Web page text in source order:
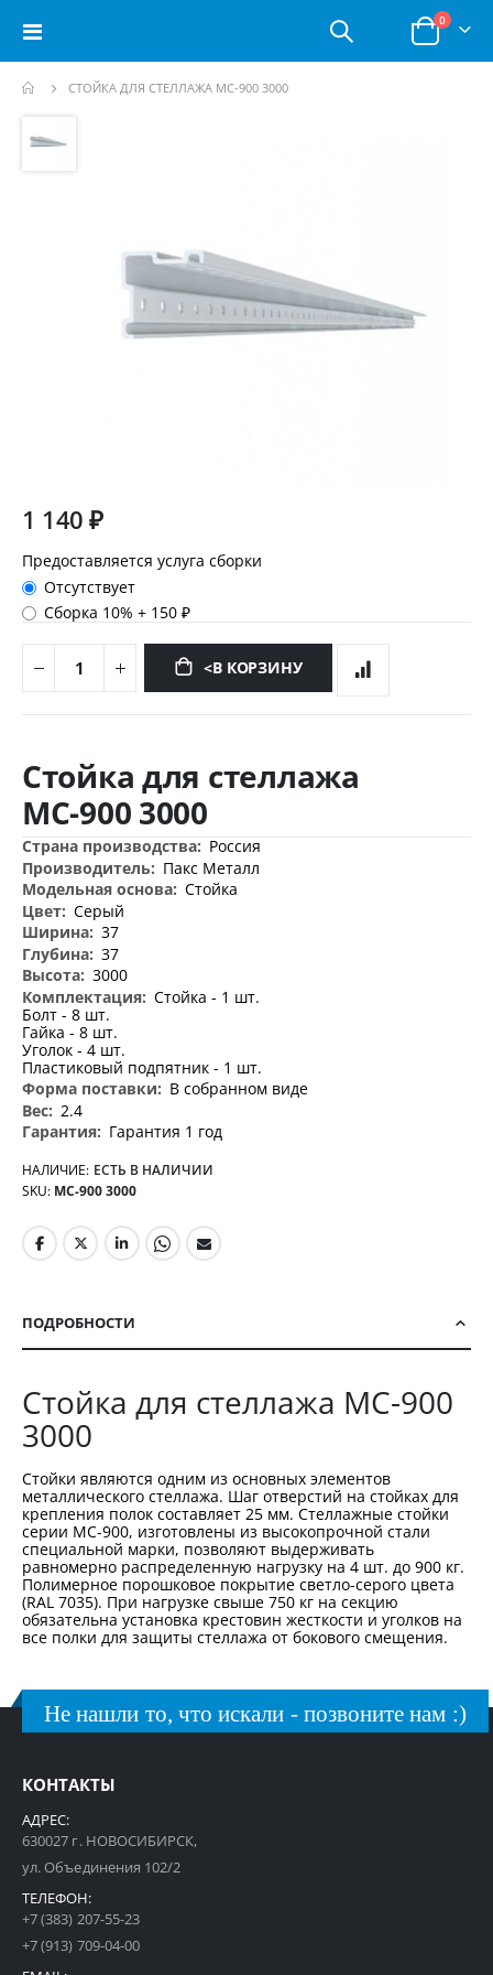
Toggle
Корзина
0позиции
СТОЙКА ДЛЯ СТЕЛЛАЖА МС-900 3000
и
1 140 ₽
Предоставляется услуга сборки
Отсутствует
Сборка 10%+ 150 ₽
<В КОРЗИНУ
началу
изображений
Стойка для стеллажа
МС-900 3000
Дополнительная
информация
Россия
Пакс Металл
Стойка
Серый
37
37
3000
Стойка - 1 шт.
Болт - 8 шт.
Гайка - 8 шт.
Уголок - 4 шт.
Пластиковый подпятник - 1 шт.
В собранном виде
2.4
Гарантия 1 год
НАЛИЧИЕ: ЕСТЬ В НАЛИЧИИ
SKU МС-900 3000
ПОДРОБНОСТИ
Стойка для стеллажа МС-900
3000
Стойки являются одним из основных элементов
металлического стеллажа. Шаг отверстий на стойках для
крепления полок составляет 25 мм. Стеллажные стойки
серии МС-900, изготовлены из высокопрочной стали
специальной марки, позволяют выдерживать
равномерно распределенную нагрузку на 4 шт. до 900 кг.
Полимерное порошковое покрытие светло-серого цвета
(RAL 7035). При нагрузке свыше 750 кг на секцию
обязательна установка крестовин жесткости и уголков на
все полки для защиты стеллажа от бокового смещения.
Не нашли то, что искали - позвоните нам :)
КОНТАКТЫ
АДРЕС:
630027 г. НОВОСИБИРСК,
ул. Объединения 102/2
ТЕЛЕФОН:
+7 (383) 207-55-23
+7 (913) 709-04-00